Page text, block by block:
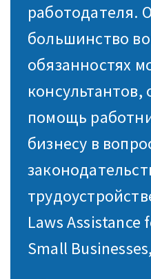
работодателя.
большинство
обязанностях
помощь
бизнесу в
Laws Assistance
Small